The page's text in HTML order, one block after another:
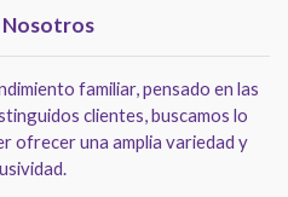
Nosotros
familiar, pensado en las
clientes, buscamos lo
ofrecer una amplia variedad y